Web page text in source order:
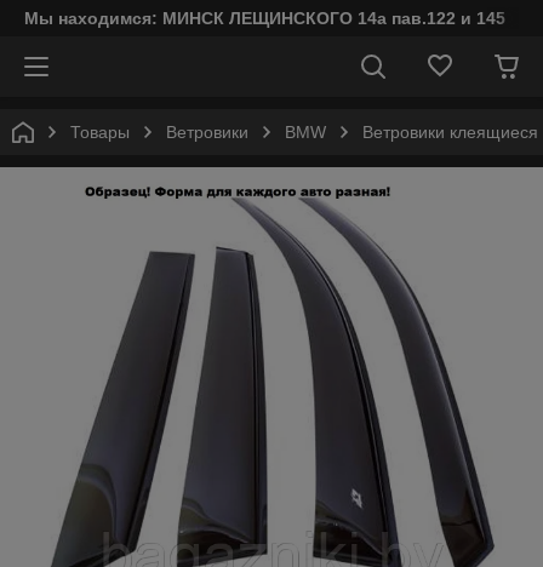
Мы находимся: МИНСК ЛЕЩИНСКОГО 14а пав.122 и 145
Товары Ветровики BMW Ветровики